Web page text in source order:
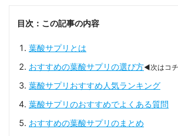
目次：この記事の内容
葉酸サプリとは
おすすめの葉酸サプリの選び方◀次はコ
葉酸サプリおすすめ人気ランキング
葉酸サプリのおすすめでよくある質問
おすすめの葉酸サプリのまとめ